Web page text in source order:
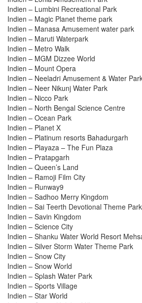
Indien – Lumbini Recreational Park
Indien – Magic Planet theme park
Indien – Manasa Amusement water park
Indien – Maruti Waterpark
Indien – Metro Walk
Indien – MGM Dizzee World
Indien – Mount Opera
Indien – Neeladri Amusement & Water
Indien – Neer Nikunj Water Park
Indien – Nicco Park
Indien – North Bengal Science Centre
Indien – Ocean Park
Indien – Planet X
Indien – Platinum resorts Bahadurgarh
Indien – Playaza – The Fun Plaza
Indien – Pratapgarh
Indien – Queen’s Land
Indien – Ramoji Film City
Indien – Runway9
Indien – Sadhoo Merry Kingdom
Indien – Sai Teerth Devotional Theme
Indien – Savin Kingdom
Indien – Science City
Indien – Shanku Water World Resort
Indien – Silver Storm Water Theme Park
Indien – Snow City
Indien – Snow World
Indien – Splash Water Park
Indien – Sports Village
Indien – Star World